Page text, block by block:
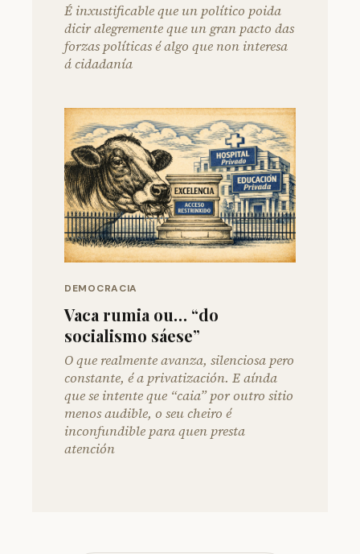
É inxustificable que un político poida
dicir alegremente que un gran pacto das
forzas políticas é algo que non interesa
á cidadanía
DEMOCRACIA
Vaca rumia ou… “do
socialismo sáese”
O que realmente avanza, silenciosa pero
constante, é a privatización. E aínda
que se intente que “caia” por outro sitio
menos audible, o seu cheiro é
inconfundible para quen presta
atención